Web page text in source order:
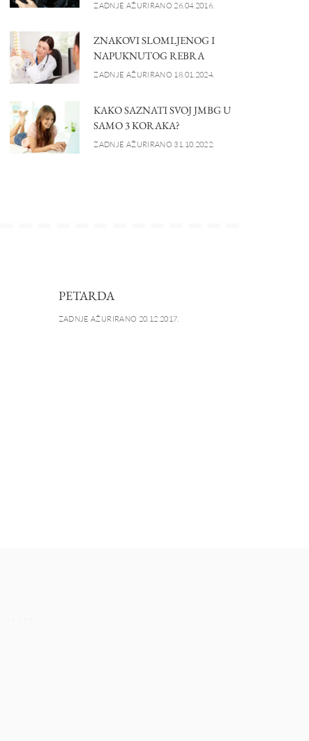
ZADNJE AŽURIRANO 26.04.2016.
ZNAKOVI SLOMLJENOG I
NAPUKNUTOG REBRA
ZADNJE AŽURIRANO 18.01.2024.
KAKO SAZNATI SVOJ JMBG U
SAMO 3 KORAKA?
ZADNJE AŽURIRANO 31.10.2022.
PETARDA
ZADNJE AŽURIRANO 20.12.2017.